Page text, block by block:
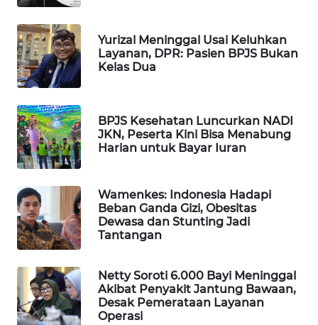
Yurizal Meninggal Usai Keluhkan
Layanan, DPR: Pasien BPJS Bukan
Kelas Dua
BPJS Kesehatan Luncurkan NADI
JKN, Peserta Kini Bisa Menabung
Harian untuk Bayar Iuran
Wamenkes: Indonesia Hadapi
Beban Ganda Gizi, Obesitas
Dewasa dan Stunting Jadi
Tantangan
Netty Soroti 6.000 Bayi Meninggal
Akibat Penyakit Jantung Bawaan,
Desak Pemerataan Layanan
Operasi
MAWAKA
ID
MARTABAT
NET
PLN
WATCH
LPKKI
KOPEKLIN